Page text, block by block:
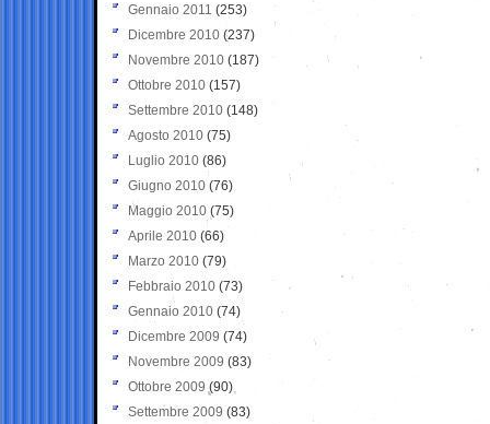
Gennaio 2011 (253)
Dicembre 2010 (237)
Novembre 2010 (187)
Ottobre 2010 (157)
Settembre 2010 (148)
Agosto 2010 (75)
Luglio 2010 (86)
Giugno 2010 (76)
Maggio 2010 (75)
Aprile 2010 (66)
Marzo 2010 (79)
Febbraio 2010 (73)
Gennaio 2010 (74)
Dicembre 2009 (74)
Novembre 2009 (83)
Ottobre 2009 (90)
Settembre 2009 (83)